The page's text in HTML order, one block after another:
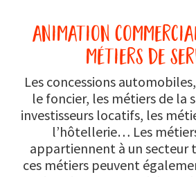
animation
métiers de
Les concessions
le foncier, les métiers de la
investisseurs locatifs, les
l’hôtellerie… Les
appartiennent à un secteur
ces métiers peuvent